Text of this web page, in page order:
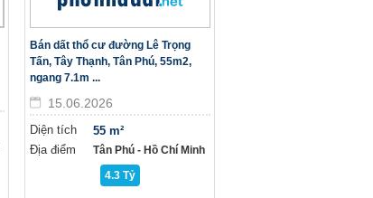
Bán dất thổ cư đường Lê Trọng
Tấn, Tây Thạnh, Tân Phú, 55m2,
ngang 7.1m ...
15.06.2026
Diện tích
Địa điểm
55 m²
Tân Phú - Hồ Chí Minh
4.3 Tỷ